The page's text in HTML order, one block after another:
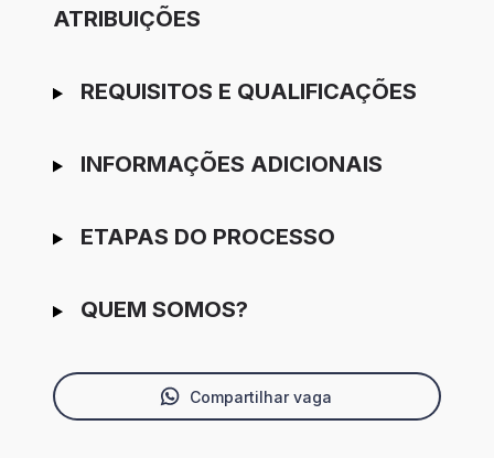
ATRIBUIÇÕES
REQUISITOS E QUALIFICAÇÕES
INFORMAÇÕES ADICIONAIS
ETAPAS DO PROCESSO
QUEM SOMOS?
Compartilhar vaga